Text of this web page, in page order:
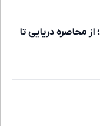
از محاصره دریایی تا